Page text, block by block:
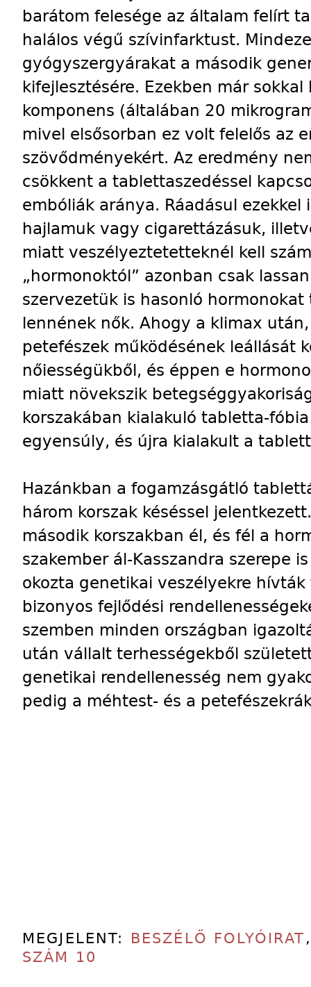
barátom felesége az általam felírt
halálos végű szívinfarktust.
gyógyszergyárakat a második
kifejlesztésére. Ezekben már
komponens (általában 20
mivel elsősorban ez volt felelős az
szövődményekért. Az eredmény
csökkent a tablettaszedéssel
embóliák aránya. Ráadásul ezekkel
hajlamuk vagy cigarettázásuk,
miatt veszélyeztetetteknél kell
„hormonoktól” azonban csak
szervezetük is hasonló
lennének nők. Ahogy a klimax
petefészek működésének leállását
nőiességükből, és éppen e
miatt növekszik
korszakában kialakuló tabletta-
egyensúly, és újra kialakult a
Hazánkban a fogamzásgátló
három korszak késéssel
második korszakban él, és fél a
szakember ál-Kasszandra szerepe
okozta genetikai veszélyekre
bizonyos fejlődési
szemben minden országban
után vállalt terhességekből
genetikai rendellenesség nem
pedig a méhtest- és a
MEGJELENT: BESZÉLŐ FOLYÓIRAT
SZÁM 10